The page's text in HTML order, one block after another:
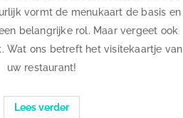
vormt de menukaart de basis en
belangrijke rol. Maar vergeet ook
Wat ons betreft het visitekaartje van
uw restaurant!
Lees verder